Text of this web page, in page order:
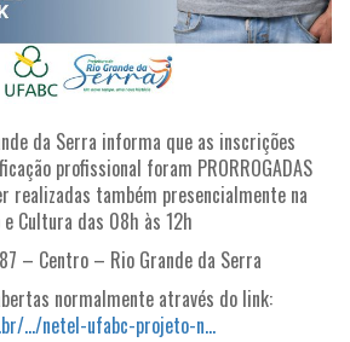
da Serra informa que as inscrições
profissional foram PRORROGADAS
realizadas também presencialmente na
Cultura das 08h às 12h
– Centro – Rio Grande da Serra
normalmente através do link:
…/netel-ufabc-projeto-n…